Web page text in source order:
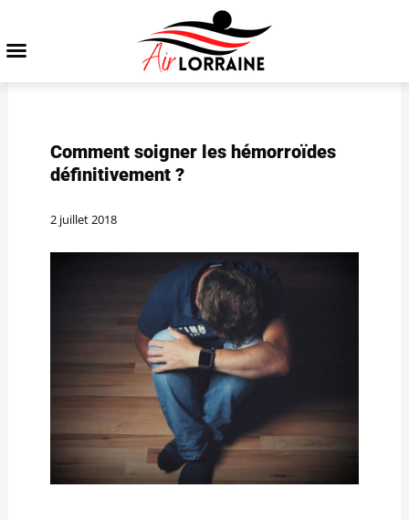
Comment soigner les hémorroïdes
définitivement ?
2 juillet 2018